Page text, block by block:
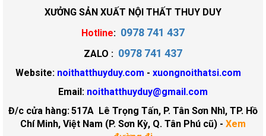
XƯỞNG SẢN XUẤT NỘI THẤT THUY DUY
Hotline: 0978 741 437
ZALO : 0978 741 437
Website: noithatthuyduy.com - xuongnoithatsi.com
Email: noithatthuyduy@gmail.com
Đ/c cửa hàng:517A Lê Trọng Tấn, P. Tân Sơn Nhì, TP. Hồ
Chí Minh, Việt Nam (P. Sơn Kỳ, Q. Tân Phú cũ) - Xem